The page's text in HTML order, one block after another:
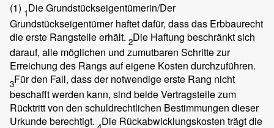
(1) 1Die Grundstückseigentümerin/Der
Grundstückseigentümer haftet dafür, dass das Erbbaurecht
die erste Rangstelle erhält. 2Die Haftung beschränkt sich
darauf, alle möglichen und zumutbaren Schritte zur
Erreichung des Rangs auf eigene Kosten durchzuführen.
3Für den Fall, dass der notwendige erste Rang nicht
beschafft werden kann, sind beide Vertragsteile zum
Rücktritt von den schuldrechtlichen Bestimmungen dieser
Urkunde berechtigt. Die Rückabwicklungskosten trägt die